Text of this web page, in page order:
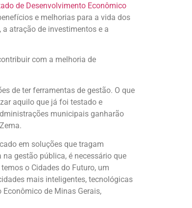
de Desenvolvimento Econômico
e melhorias para a vida dos
atração de investimentos e a
com a melhoria de
de ter ferramentas de gestão. O que
aquilo que já foi testado e
municipais ganharão
em soluções que tragam
gestão pública, é necessário que
o Cidades do Futuro, um
mais inteligentes, tecnológicas
de Minas Gerais,